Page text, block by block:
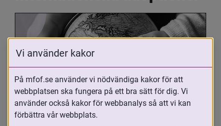
Oavsett om du är adopterad,
adoptivförälder eller arbetar med
Vi använder kakor
På mfof.se använder vi nödvändiga kakor för att
webbplatsen ska fungera på ett bra sätt för dig. Vi
använder också kakor för webbanalys så att vi kan
förbättra vår webbplats.